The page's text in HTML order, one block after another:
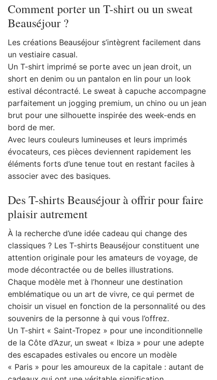
Comment porter un T-shirt ou un sweat
Beauséjour ?
Les créations Beauséjour s’intègrent facilement dans
un vestiaire casual.
Un T-shirt imprimé se porte avec un jean droit, un
short en denim ou un pantalon en lin pour un look
estival décontracté. Le sweat à capuche accompagne
parfaitement un jogging premium, un chino ou un jean
brut pour une silhouette inspirée des week-ends en
bord de mer.
Avec leurs couleurs lumineuses et leurs imprimés
évocateurs, ces pièces deviennent rapidement les
éléments forts d’une tenue tout en restant faciles à
associer avec des basiques.
Des T-shirts Beauséjour à offrir pour faire
plaisir autrement
À la recherche d’une idée cadeau qui change des
classiques ? Les T-shirts Beauséjour constituent une
attention originale pour les amateurs de voyage, de
mode décontractée ou de belles illustrations.
Chaque modèle met à l’honneur une destination
emblématique ou un art de vivre, ce qui permet de
choisir un visuel en fonction de la personnalité ou des
souvenirs de la personne à qui vous l’offrez.
Un T-shirt « Saint-Tropez » pour une inconditionnelle
de la Côte d’Azur, un sweat « Ibiza » pour une adepte
des escapades estivales ou encore un modèle
« Paris » pour les amoureux de la capitale : autant de